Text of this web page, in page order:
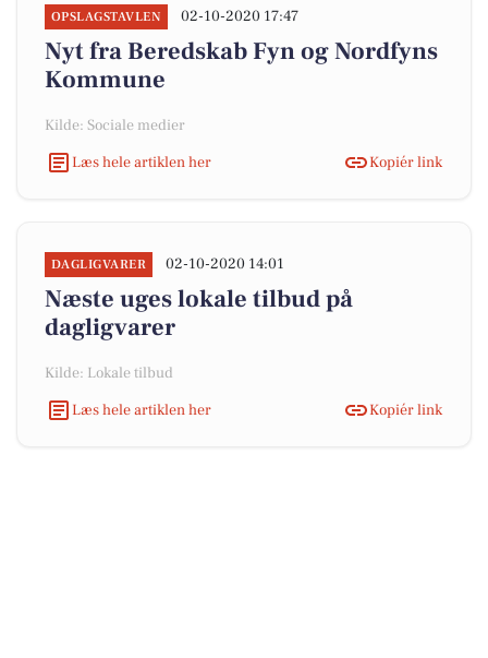
OPSLAGSTAVLEN 02-10-2020 17:47
Nyt fra Beredskab Fyn og Nordfyns
Kommune
Kilde: Sociale medier
Læs hele artiklen her
Kopiér link
DAGLIGVARER 02-10-2020 14:01
Næste uges lokale tilbud på
dagligvarer
Kilde: Lokale tilbud
Læs hele artiklen her
Kopiér link